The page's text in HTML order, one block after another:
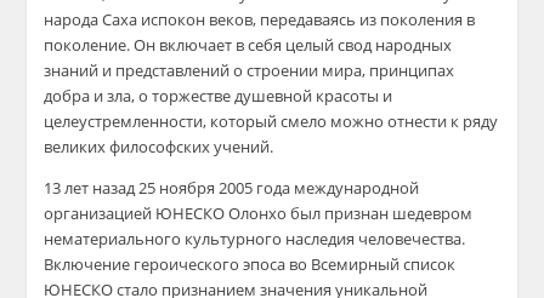
народа Саха испокон веков, передаваясь из поколения в
поколение. Он включает в себя целый свод народных
знаний и представлений о строении мира, принципах
добра и зла, о торжестве душевной красоты и
целеустремленности, который смело можно отнести к ряду
великих философских учений.
13 лет назад 25 ноября 2005 года международной
организацией ЮНЕСКО Олонхо был признан шедевром
нематериального культурного наследия человечества.
Включение героического эпоса во Всемирный список
ЮНЕСКО стало признанием значения уникальной